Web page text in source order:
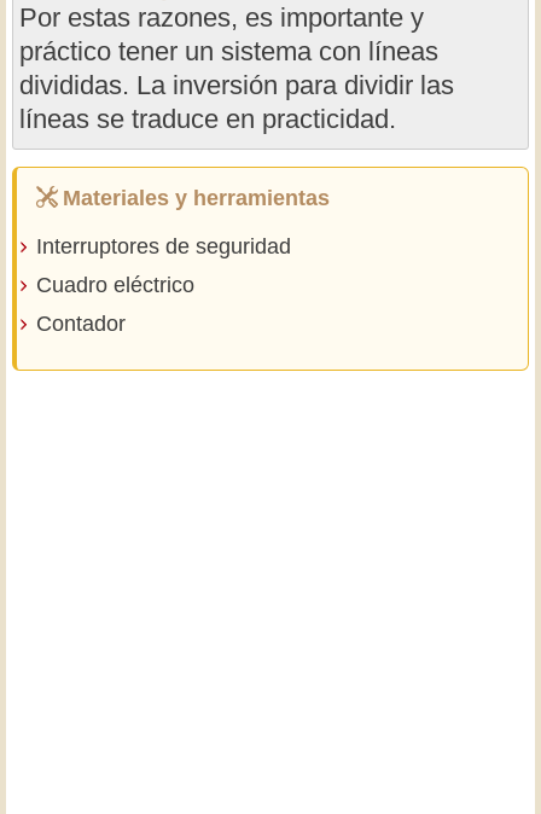
Por estas razones, es importante y
práctico tener un sistema con líneas
divididas. La inversión para dividir las
líneas se traduce en practicidad.
Materiales y herramientas
Interruptores de seguridad
Cuadro eléctrico
Contador